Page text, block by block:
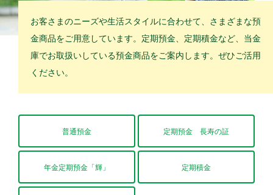
お客さまのニーズや生活スタイルに合わせて、さまざまな預
金商品をご用意しています。定期預金、定期積金など、当金
庫でお取扱いしている預金商品をご案内します。ぜひご活用
ください。
普通預金 定期預金 長寿の証
年金定期預金「輝」 定期積金